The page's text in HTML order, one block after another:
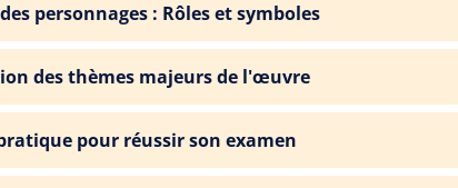
personnages : Rôles et symboles
des thèmes majeurs de l'œuvre
pour réussir son examen